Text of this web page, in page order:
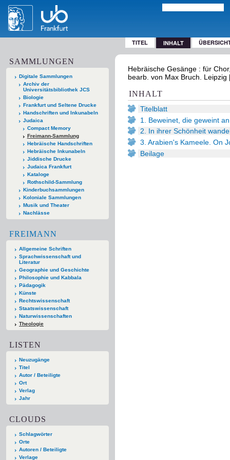
TITEL INHALT
SAMMLUNGEN
Digitale Sammlungen
Archiv der
Universitätsbibliothek JCS
Biologie
Frankfurt und Seltene Drucke
Handschriften und Inkunabeln
Judaica
Compact Memory
Freimann-Sammlung
Hebräische Handschriften
Hebräische Inkunabeln
Jiddische Drucke
Judaica Frankfurt
Kataloge
Rothschild-Sammlung
Kinderbuchsammlungen
Koloniale Sammlungen
Musik und Theater
Nachlässe
FREIMANN
Allgemeine Schriften
Sprachwissenschaft und
Literatur
Geographie und Geschichte
Philosophie und Kabbala
Pädagogik
Künste
Rechtswissenschaft
Staatswissenschaft
Naturwissenschaften
Theologie
LISTEN
Neuzugänge
Titel
Autor / Beteiligte
Ort
Verlag
Jahr
CLOUDS
Schlagwörter
Orte
Autoren / Beteiligte
Verlage
Hebräische Gesänge : für
bearb. von Max Bruch.
INHALT
Titelblatt
1. Beweinet, die geweint
2. In ihrer Schönheit
3. Arabien's Kameele. On
Beilage